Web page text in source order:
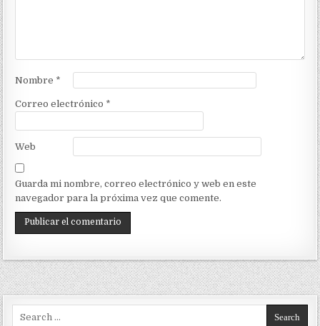
Nombre *
Correo electrónico *
Web
Guarda mi nombre, correo electrónico y web en este
navegador para la próxima vez que comente.
Search for: